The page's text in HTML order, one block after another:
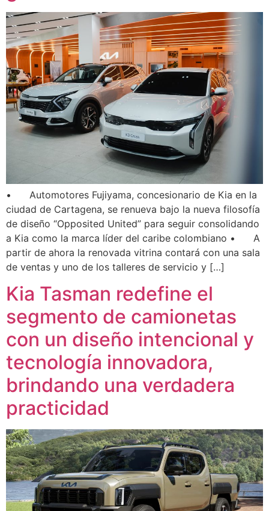
• Automotores Fujiyama, concesionario de Kia en la
ciudad de Cartagena, se renueva bajo la nueva filosofía
de diseño “Opposited United” para seguir consolidando
a Kia como la marca líder del caribe colombiano • A
partir de ahora la renovada vitrina contará con una sala
de ventas y uno de los talleres de servicio y […]
Kia Tasman redefine el
segmento de camionetas
con un diseño intencional y
tecnología innovadora,
brindando una verdadera
practicidad